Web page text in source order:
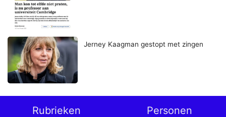
Jerney Kaagman gestopt met zingen
Rubrieken Personen